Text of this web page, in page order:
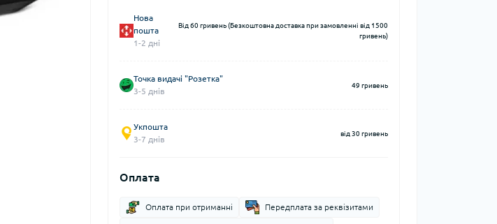
Нова
пошта
1-2 дні
Від 60 гривень (Безкоштовна доставка при замовленні від 1500
гривень)
Точка видачі "Розетка"
3-5 днів
49 гривень
Укпошта
3-7 днів
від 30 гривень
Оплата
Оплата при отриманні Передплата за реквізитами